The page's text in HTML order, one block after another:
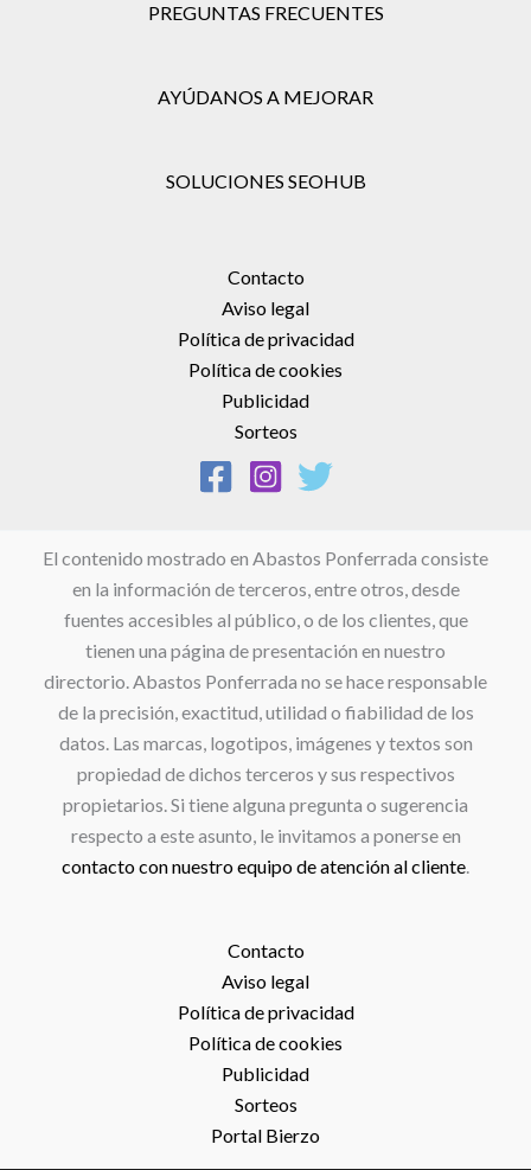
PREGUNTAS FRECUENTES
AYÚDANOS A MEJORAR
SOLUCIONES SEOHUB
Contacto
Aviso legal
Política de privacidad
Política de cookies
Publicidad
Sorteos
El contenido mostrado en Abastos Ponferrada consiste
en la información de terceros, entre otros, desde
fuentes accesibles al público, o de los clientes, que
tienen una página de presentación en nuestro
directorio. Abastos Ponferrada no se hace responsable
de la precisión, exactitud, utilidad o fiabilidad de los
datos. Las marcas, logotipos, imágenes y textos son
propiedad de dichos terceros y sus respectivos
propietarios. Si tiene alguna pregunta o sugerencia
respecto a este asunto, le invitamos a ponerse en
contacto con nuestro equipo de atención al cliente.
Contacto
Aviso legal
Política de privacidad
Política de cookies
Publicidad
Sorteos
Portal Bierzo